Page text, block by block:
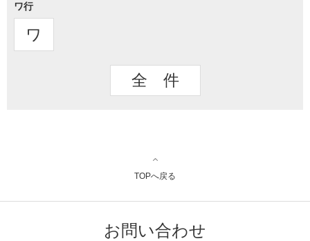
ワ行
ワ
全 件
TOPへ戻る
お問い合わせ